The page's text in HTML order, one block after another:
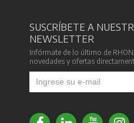
SUSCRÍBETE A
NEWSLETTER
Infórmate de lo último de
novedades y ofertas